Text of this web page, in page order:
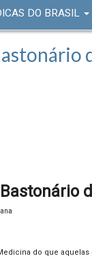
DO BRASIL
Bastonário
do que